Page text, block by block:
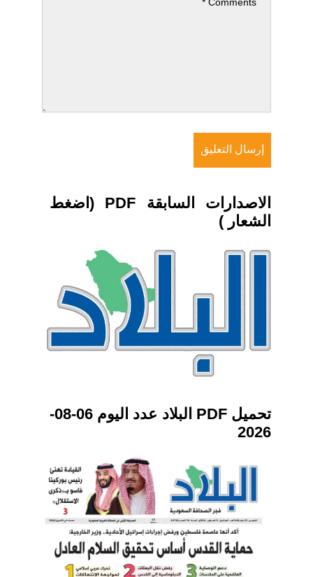
الاصدارات السابقة PDF (اضغط
الشعار )
تحميل PDF البلاد عدد اليوم 06-08-
2026